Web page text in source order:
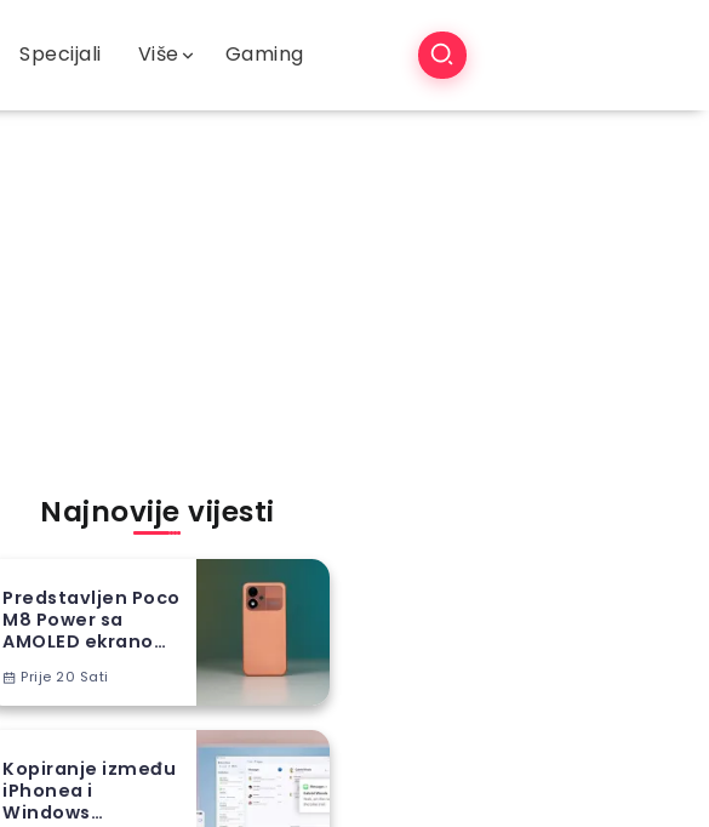
Specijali Više Gaming
Najnovije vijesti
Predstavljen Poco
M8 Power sa
AMOLED ekranom i
baterijom
Prije 20 Sati
Kopiranje između
iPhonea i
Windows